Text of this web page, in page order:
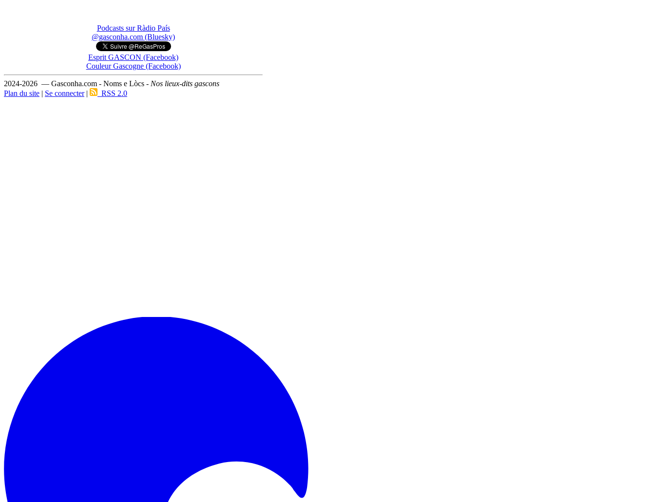
Podcasts sur Ràdio País
@gasconha.com (Bluesky)
Esprit GASCON (Facebook)
Couleur Gascogne (Facebook)
2024-2026 — Gasconha.com - Noms e Lòcs - Nos lieux-dits gascons
Plan du site | Se connecter| RSS 2.0